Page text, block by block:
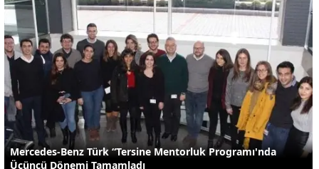
Mercedes-Benz Türk “Tersine Mentorluk Programı'nda
Üçüncü Dönemi Tamamladı